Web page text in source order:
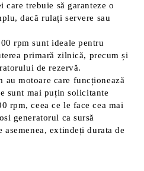
care trebuie să garanteze o
dacă rulați servere sau
rpm sunt ideale pentru
primară zilnică, precum și
de rezervă.
au motoare care funcționează
sunt mai puțin solicitante
rpm, ceea ce le face cea mai
generatorul ca sursă
extindeți durata de